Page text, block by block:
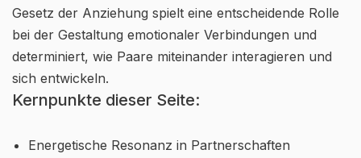
Gesetz der Anziehung spielt eine entscheidende Rolle
bei der Gestaltung emotionaler Verbindungen und
determiniert, wie Paare miteinander interagieren und
sich entwickeln.
Kernpunkte dieser Seite:
Energetische Resonanz in Partnerschaften